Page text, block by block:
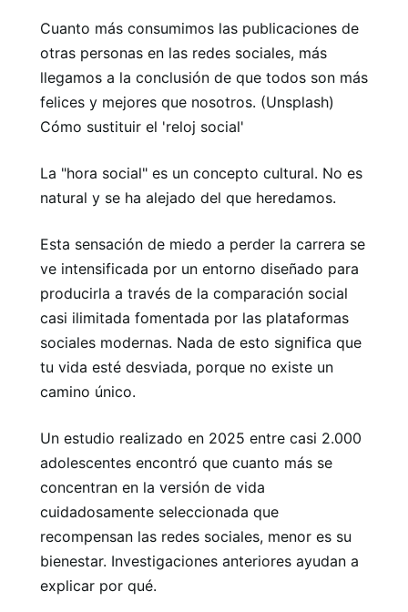
Cuanto más consumimos las publicaciones de
otras personas en las redes sociales, más
llegamos a la conclusión de que todos son más
felices y mejores que nosotros. (Unsplash)
Cómo sustituir el 'reloj social'
La "hora social" es un concepto cultural. No es
natural y se ha alejado del que heredamos.
Esta sensación de miedo a perder la carrera se
ve intensificada por un entorno diseñado para
producirla a través de la comparación social
casi ilimitada fomentada por las plataformas
sociales modernas. Nada de esto significa que
tu vida esté desviada, porque no existe un
camino único.
Un estudio realizado en 2025 entre casi 2.000
adolescentes encontró que cuanto más se
concentran en la versión de vida
cuidadosamente seleccionada que
recompensan las redes sociales, menor es su
bienestar. Investigaciones anteriores ayudan a
explicar por qué.